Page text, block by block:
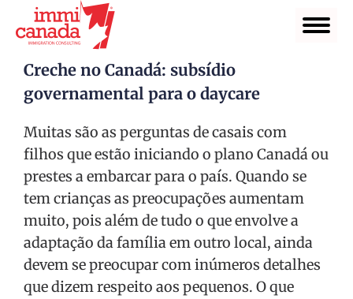
Creche no Canadá: subsídio
governamental para o daycare
Muitas são as perguntas de casais com
filhos que estão iniciando o plano Canadá ou
prestes a embarcar para o país. Quando se
tem crianças as preocupações aumentam
muito, pois além de tudo o que envolve a
adaptação da família em outro local, ainda
devem se preocupar com inúmeros detalhes
que dizem respeito aos pequenos. O que